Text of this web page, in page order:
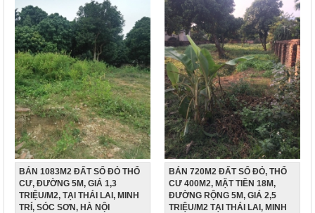
BÁN 1083M2 ĐẤT SỔ ĐỎ THỔ
CƯ, ĐƯỜNG 5M, GIÁ 1,3
TRIỆU/M2, TẠI THÁI LAI, MINH
TRÍ, SÓC SƠN, HÀ NỘI
BÁN 720M2 ĐẤT SỔ ĐỎ, THỔ
CƯ 400M2, MẶT TIỀN 18M,
ĐƯỜNG RỘNG 5M, GIÁ 2,5
TRIỆU/M2 TẠI THÁI LAI, MINH